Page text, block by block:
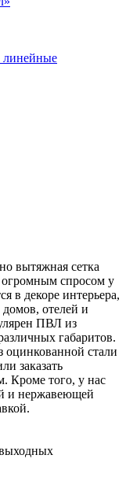
линейные
вытяжная сетка
спросом у
в декоре интерьера,
отелей и
ПВЛ из
габаритов.
стали
заказать
Кроме того, у нас
и нержавеющей